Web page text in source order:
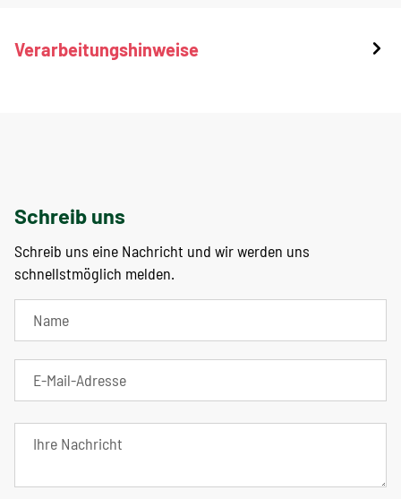
Verarbeitungshinweise
Schreib uns
Schreib uns eine Nachricht und wir werden uns
schnellstmöglich melden.